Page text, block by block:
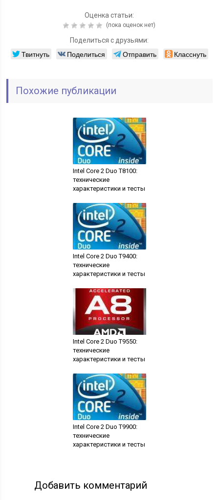
Оценка статьи:
(пока оценок нет)
Поделиться с друзьями:
Твитнуть Поделиться Отправить Класснуть
Похожие публикации
Intel Core 2 Duo T8100:
технические
характеристики и тесты
Intel Core 2 Duo T9400:
технические
характеристики и тесты
Intel Core 2 Duo T9550:
технические
характеристики и тесты
Intel Core 2 Duo T9900:
технические
характеристики и тесты
Добавить комментарий